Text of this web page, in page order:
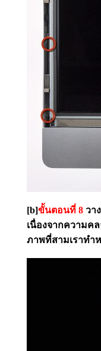
[b]ขั้นตอนที่ 8 วา
เนื่องจากความค
ภาพที่สามเราทำ